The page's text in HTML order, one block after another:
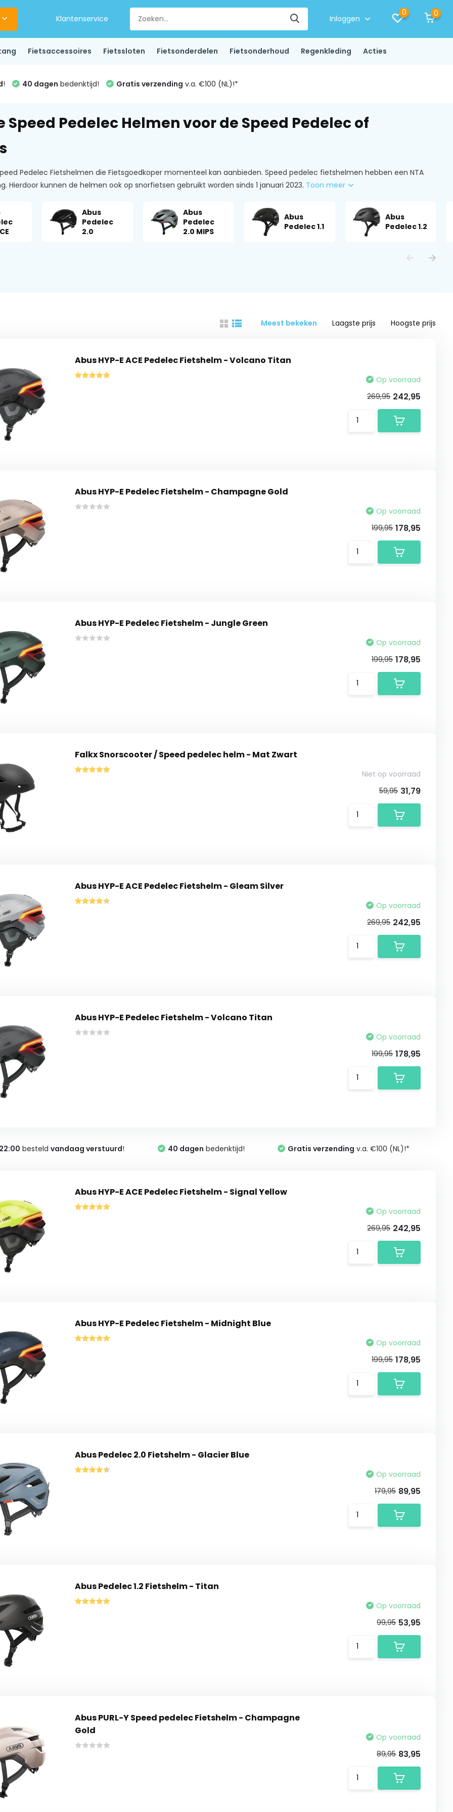
Klantenservice Inloggen
0 0
Fietsaccessoires Fietssloten Fietsonderdelen Fietsonderhoud Regenkleding Acties
! 40 dagen bedenktijd! Gratis verzending v.a. €100 (NL)!*
Speed Pedelec Helmen voor de Speed Pedelec of
Pedelec Fietshelmen die Fietsgoedkoper momenteel kan aanbieden. Speed pedelec fietshelmen hebben een NTA
Hierdoor kunnen de helmen ook op snorfietsen gebruikt worden sinds 1 januari 2023. Toon meer
Abus
Pedelec
2.0
Abus
Pedelec
2.0 MIPS
Abus
Pedelec 1.1
Abus
Pedelec 1.2
Meest bekeken Laagste prijs Hoogste prijs
Abus HYP-E ACE Pedelec Fietshelm - Volcano Titan
Op voorraad
269,95 242,95
Abus HYP-E Pedelec Fietshelm - Champagne Gold
Op voorraad
199,95 178,95
Abus HYP-E Pedelec Fietshelm - Jungle Green
Op voorraad
199,95 178,95
Falkx Snorscooter / Speed pedelec helm - Mat Zwart
Niet op voorraad
59,95 31,79
Abus HYP-E ACE Pedelec Fietshelm - Gleam Silver
Op voorraad
269,95 242,95
Abus HYP-E Pedelec Fietshelm - Volcano Titan
Op voorraad
199,95 178,95
besteld vandaag verstuurd! 40 dagen bedenktijd! Gratis verzending v.a. €100 (NL)!*
Abus HYP-E ACE Pedelec Fietshelm - Signal Yellow
Op voorraad
269,95 242,95
Abus HYP-E Pedelec Fietshelm - Midnight Blue
Op voorraad
199,95 178,95
Abus Pedelec 2.0 Fietshelm - Glacier Blue
Op voorraad
179,95 89,95
Abus Pedelec 1.2 Fietshelm - Titan
Op voorraad
99,95 53,95
Abus PURL-Y Speed pedelec Fietshelm - Champagne
Gold
Op voorraad
89,95 83,95